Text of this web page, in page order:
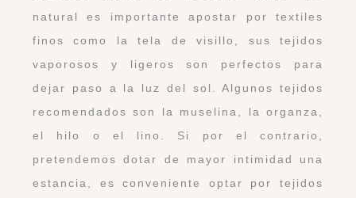
natural es importante apostar por textiles
finos como la tela de visillo, sus tejidos
vaporosos y ligeros son perfectos para
dejar paso a la luz del sol. Algunos tejidos
recomendados son la muselina, la organza,
el hilo o el lino. Si por el contrario,
pretendemos dotar de mayor intimidad una
estancia, es conveniente optar por tejidos